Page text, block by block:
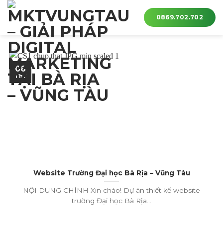
Skip
content
0869.702.702
Website Trường Đại học Bà Rịa – Vũng Tàu
NỘI DUNG CHÍNH Xin chào! Dự án thiết kế website
trường Đại học Bà Rịa...
06
Th8